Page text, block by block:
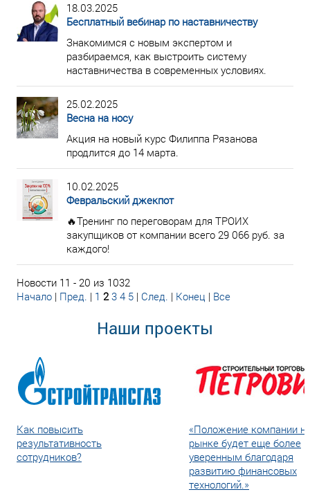
18.03.2025
Бесплатный вебинар по наставничеству
Знакомимся с новым экспертом и
разбираемся, как выстроить систему
наставничества в современных условиях.
25.02.2025
Весна на носу
Акция на новый курс Филиппа Рязанова
продлится до 14 марта.
10.02.2025
Февральский джекпот
🔥Тренинг по переговорам для ТРОИХ
закупщиков от компании всего 29 066 руб. за
каждого!
Новости 11 - 20 из 1032
Начало | Пред. | 1 2 3 4 5 | След. | Конец | Все
Наши проекты
Как повысить
результативность
сотрудников?
«Положение компании
рынке будет еще более
уверенным благодаря
развитию финансовых
технологий.»